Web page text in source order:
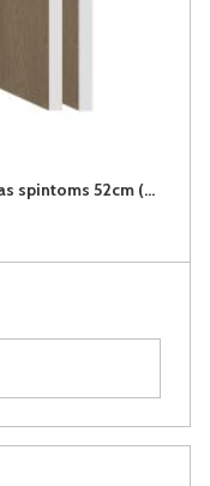
SORENTO šoninių cokolių komplektas spintoms 52cm (2vnt.) (Baltic Storm)